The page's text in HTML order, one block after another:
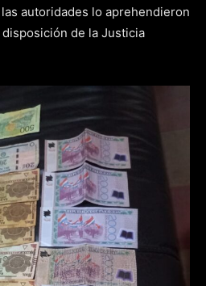
autoridades lo aprehendieron
de la Justicia